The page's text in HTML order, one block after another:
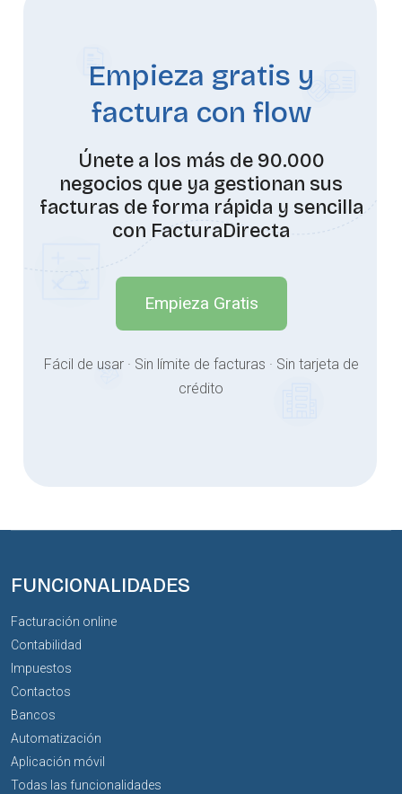
Empieza gratis y
factura con flow
Únete a los más de 90.000
negocios que ya gestionan sus
facturas de forma rápida y sencilla
con FacturaDirecta
Empieza Gratis
Fácil de usar · Sin límite de facturas · Sin tarjeta de
crédito
FUNCIONALIDADES
Facturación online
Contabilidad
Impuestos
Contactos
Bancos
Automatización
Aplicación móvil
Todas las funcionalidades